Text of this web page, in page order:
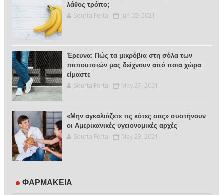
λάθος τρόπο;
Sourta Ferta Jun 02, 2021
Έρευνα: Πώς τα μικρόβια στη σόλα των
παπουτσιών μας δείχνουν από ποια χώρα
είμαστε
Sourta Ferta May 27, 2021
«Μην αγκαλιάζετε τις κότες σας» συστήνουν
οι Αμερικανικές υγειονομικές αρχές
Sourta Ferta May 23, 2021
ΦΑΡΜΑΚΕΙΑ